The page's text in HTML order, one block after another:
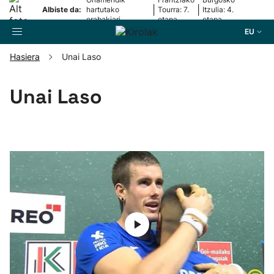
Albiste da:
hartutako
erabakiari
erantzun dio
Tourra: 7.
etapa
Itzulia: 4.
etapa
EU
Pilota
Arrauna
Saskibaloia
Txirrindularitza
Hasiera Unai Laso
Unai Laso